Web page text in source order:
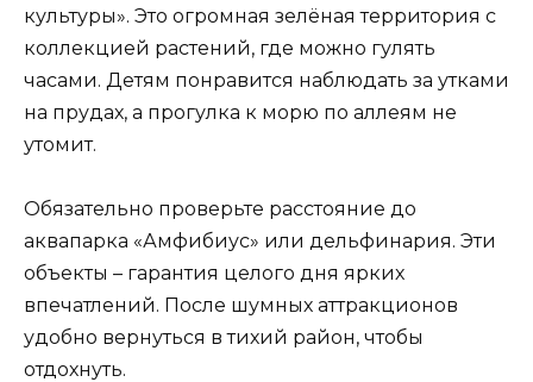
культуры». Это огромная зелёная территория с
коллекцией растений, где можно гулять
часами. Детям понравится наблюдать за утками
на прудах, а прогулка к морю по аллеям не
утомит.
Обязательно проверьте расстояние до
аквапарка «Амфибиус» или дельфинария. Эти
объекты – гарантия целого дня ярких
впечатлений. После шумных аттракционов
удобно вернуться в тихий район, чтобы
отдохнуть.